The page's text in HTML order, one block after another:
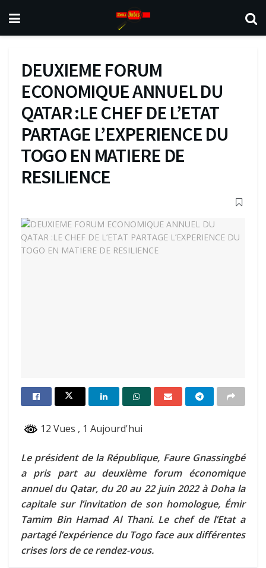
DEUXIEME FORUM
ECONOMIQUE ANNUEL DU
QATAR :LE CHEF DE L’ETAT
PARTAGE L’EXPERIENCE DU
TOGO EN MATIERE DE
RESILIENCE
12 Vues , 1 Aujourd'hui
Le président de la République, Faure Gnassingbé
a pris part au deuxième forum économique
annuel du Qatar, du 20 au 22 juin 2022 à Doha la
capitale sur l’invitation de son homologue, Émir
Tamim Bin Hamad Al Thani. Le chef de l’Etat a
partagé l’expérience du Togo face aux différentes
crises lors de ce rendez-vous.